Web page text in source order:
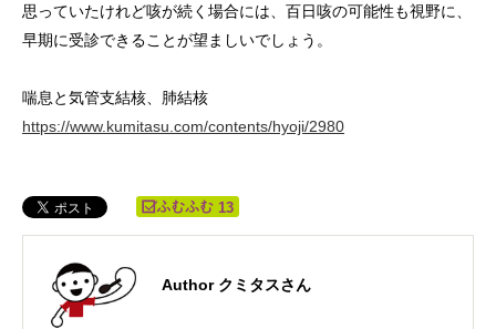
思っていたけれど咳が続く場合には、百日咳の可能性も視野に、
早期に受診できることが望ましいでしょう。
喘息と気管支結核、肺結核
https://www.kumitasu.com/contents/hyoji/2980
13
Author クミタスさん